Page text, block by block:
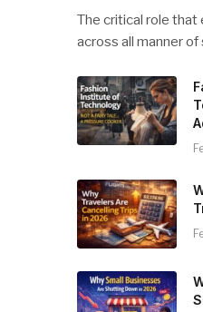
The critical role
across all manner